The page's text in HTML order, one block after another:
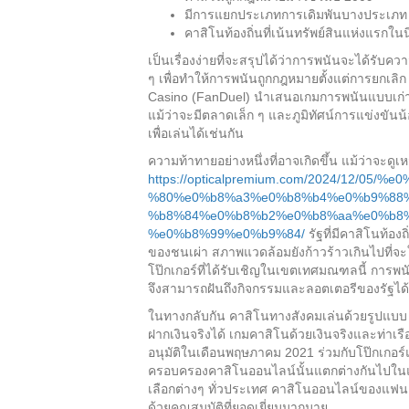
มีการแยกประเภทการเดิมพันบางประเ
คาสิโนท้องถิ่นที่เน้นทรัพย์สินแห่งแรกใน
เป็นเรื่องง่ายที่จะสรุปได้ว่าการพนันจะได้รับค
ๆ เพื่อทำให้การพนันถูกกฎหมายตั้งแต่การยกเลิ
Casino (FanDuel) นำเสนอเกมการพนันแบบเ
แม้ว่าจะมีตลาดเล็ก ๆ และภูมิทัศน์การแข่งขัน
เพื่อเล่นได้เช่นกัน
ความท้าทายอย่างหนึ่งที่อาจเกิดขึ้น แม้ว่าจะดู
https://opticalpremium.com/2024/12/05/
%e0%b8%99%e0%b9%84/ รัฐที่มีคาสิโนท้อง
ของชนเผ่า สภาพแวดล้อมยังก้าวร้าวเกินไปที่
โป๊กเกอร์ที่ได้รับเชิญในเขตเทศมณฑลนี้ การ
จึงสามารถฝันถึงกิจกรรมและลอตเตอรีของรัฐได้
ในทางกลับกัน คาสิโนทางสังคมเล่นด้วยรูปแบ
ฝากเงินจริงได้ เกมคาสิโนด้วยเงินจริงและท่
อนุมัติในเดือนพฤษภาคม 2021 ร่วมกับโป๊กเกอ
ครอบครองคาสิโนออนไลน์นั้นแตกต่างกันไปใ
เลือกต่างๆ ทั่วประเทศ คาสิโนออนไลน์ของแ